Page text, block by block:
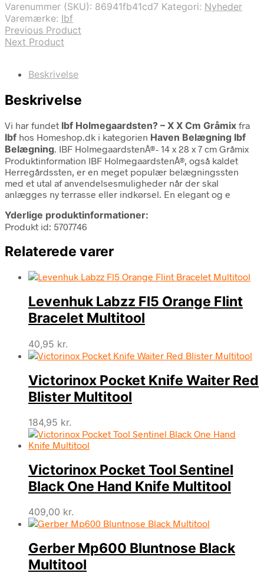
Varenummer (SKU): 86941fb41cd7 Kategori: Nyheder
Varemærke: Ibf
Previous Product
Next Product
Beskrivelse
Beskrivelse
Vi har fundet Ibf Holmegaardsten? – X X Cm Gråmix fra
Ibf hos Homeshop.dk i kategorien Haven Belægning Ibf
Belægning. IBF HolmegaardstenÂ®- 14 x 28 x 7 cm Gråmix
Produktinformation IBF HolmegaardstenÂ®, også kaldet
Herregårdssten, er en meget populær belægningssten
med et utal af anvendelsesmuligheder når der skal
anlægges ny terrasse eller indkørsel. En elegant og e
Yderlige produktinformationer:
Produkt id: 5707746
Relaterede varer
Levenhuk Labzz Fl5 Orange Flint
Bracelet Multitool
40,95 kr.
Victorinox Pocket Knife Waiter Red
Blister Multitool
184,95 kr.
Victorinox Pocket Tool Sentinel
Black One Hand Knife Multitool
409,00 kr.
Gerber Mp600 Bluntnose Black
Multitool